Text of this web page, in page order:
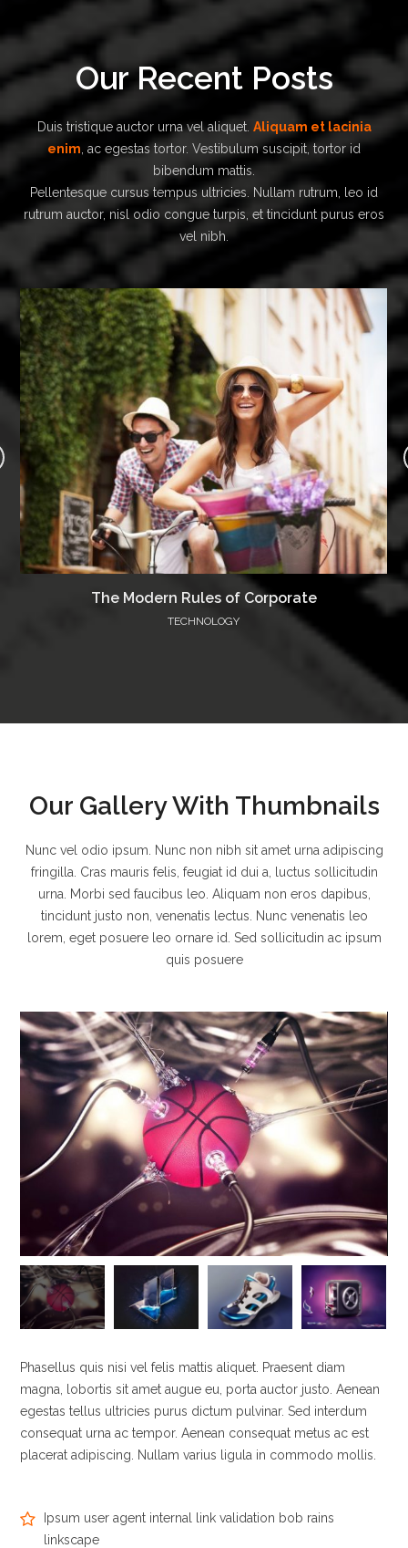
Our Recent Posts
Duis tristique auctor urna vel aliquet. Aliquam et lacinia
enim , ac egestas tortor. Vestibulum suscipit, tortor id
bibendum mattis.
Pellentesque cursus tempus ultricies. Nullam rutrum, leo id
rutrum auctor, nisl odio congue turpis, et tincidunt purus eros
vel nibh.
The Modern Rules of Corporate
TECHNOLOGY
Our Gallery With Thumbnails
Nunc vel odio ipsum. Nunc non nibh sit amet urna adipiscing
fringilla. Cras mauris felis, feugiat id dui a, luctus sollicitudin
urna. Morbi sed faucibus leo. Aliquam non eros dapibus,
tincidunt justo non, venenatis lectus. Nunc venenatis leo
lorem, eget posuere leo ornare id. Sed sollicitudin ac ipsum
quis posuere
Phasellus quis nisi vel felis mattis aliquet. Praesent diam
magna, lobortis sit amet augue eu, porta auctor justo. Aenean
egestas tellus ultricies purus dictum pulvinar. Sed interdum
consequat urna ac tempor. Aenean consequat metus ac est
placerat adipiscing. Nullam varius ligula in commodo mollis.
Ipsum user agent internal link validation bob rains
linkscape